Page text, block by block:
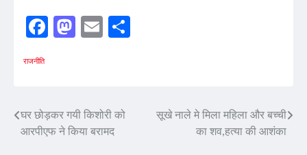
Facebook
Mastodon
Email
राजनीति
Post
navigation
घर छोड़कर गयी किशोरी को
आरपीएफ ने किया बरामद
सूखे नाले मे मिला महिला और बच्ची
का शव,हत्या की आशंका